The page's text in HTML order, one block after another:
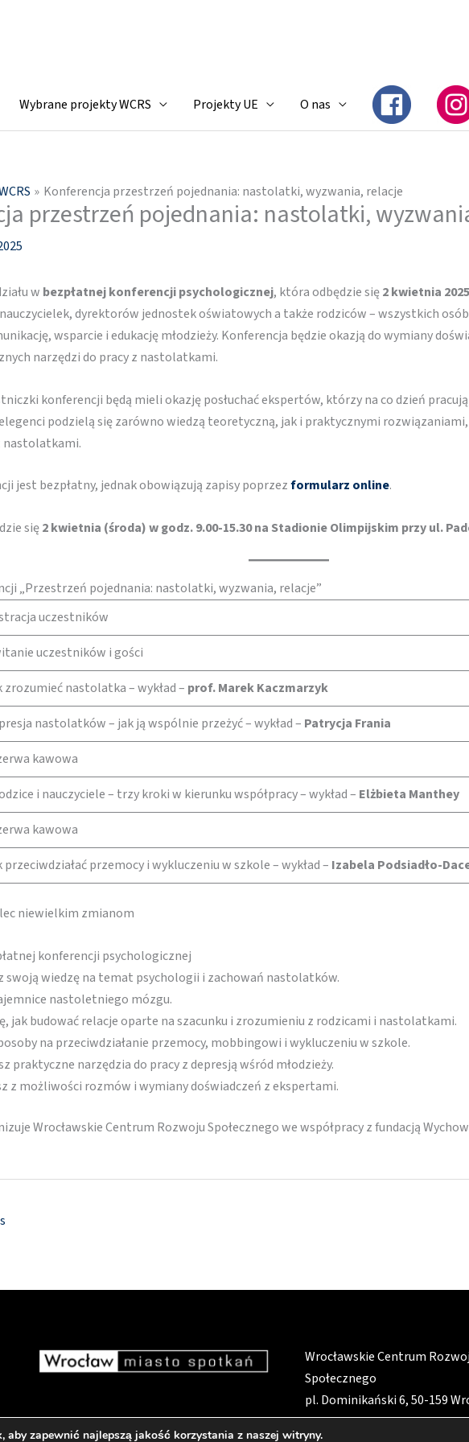
Wybrane projekty WCRS Projekty UE O nas
Konferencja przestrzeń pojednania: nastolatki, wyzwania, relacje
przestrzeń pojednania: nastolatki,
w bezpłatnej konferencji psychologicznej, która odbędzie się2 kwietnia
dyrektorów jednostek oświatowych a także rodziców – wszystkich
wsparcie i edukację młodzieży. Konferencja będzie okazją do wymiany
narzędzi do pracy z nastolatkami.
konferencji będą mieli okazję posłuchać ekspertów, którzy na co dzień
podzielą się zarówno wiedzą teoretyczną, jak i praktycznymi
nastolatkami.
jest bezpłatny, jednak obowiązują zapisy poprzezformularz online.
się2 kwietnia (środa) w godz. 9.00-15.30 na Stadionie Olimpijskim przy ul.
„Przestrzeń pojednania: nastolatki, wyzwania, relacje”
uczestników
uczestników i gości
zrozumieć nastolatka – wykład – prof. Marek Kaczmarzyk
nastolatków – jak ją wspólnie przeżyć – wykład – Patrycja Frania
kawowa
i nauczyciele – trzy kroki w kierunku współpracy – wykład – Elżbieta Manthey
kawowa
przeciwdziałać przemocy i wykluczeniu w szkole – wykład – Izabela Podsiadło-
niewielkim zmianom
konferencji psychologicznej
swoją wiedzę na temat psychologii i zachowań nastolatków.
nastoletniego mózgu.
jak budować relacje oparte na szacunku i zrozumieniu z rodzicami i nastolatkami.
na przeciwdziałanie przemocy, mobbingowi i wykluczeniu w szkole.
praktyczne narzędzia do pracy z depresją wśród młodzieży.
z możliwości rozmów i wymiany doświadczeń z ekspertami.
Wrocławskie Centrum Rozwoju Społecznego we współpracy z fundacją
Wrocławskie Centrum
Społecznego
pl. Dominikański 6, 50-159
aby zapewnić najlepszą jakość korzystania z naszej witryny.